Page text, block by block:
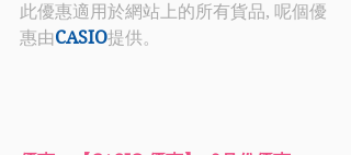
此優惠適用於網站上的所有貨品, 呢個優
惠由CASIO提供。